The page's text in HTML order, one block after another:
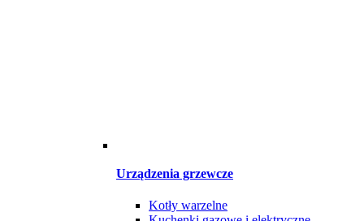
Urządzenia grzewcze
Kotły warzelne